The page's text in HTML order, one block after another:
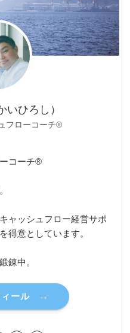
いひろし）
フローコーチ®
コーチ®
ャッシュフロー経営サポ
得意としています。
錬中。
ィール →